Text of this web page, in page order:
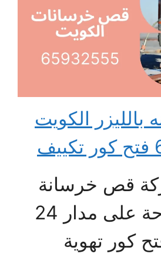
الكويت
قص خرسانة
الكويت متاحة على مدار 24
كور تهوية